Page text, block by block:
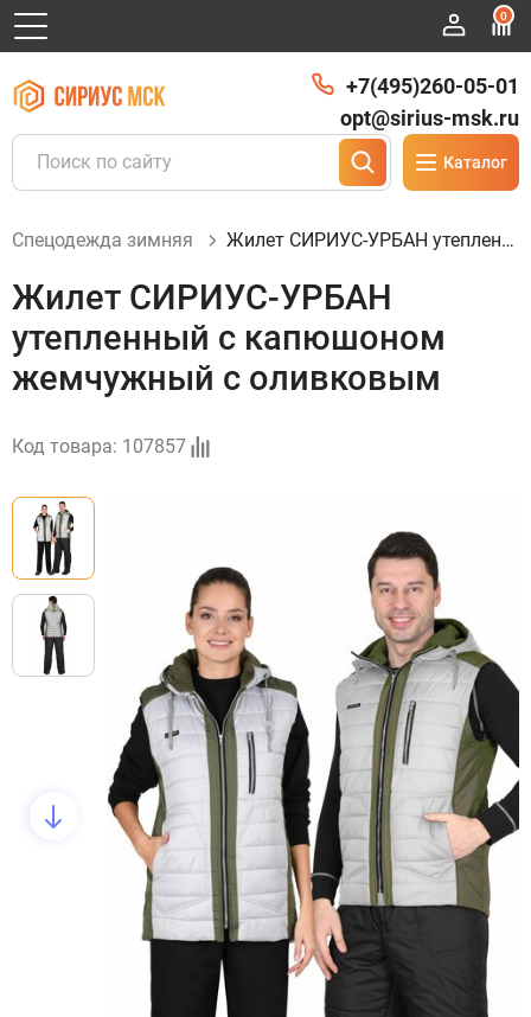
0
Каталог
+7(495)260-05-01
opt@sirius-msk.ru
Спецодежда зимняя Жилет СИРИУС-УРБАН утепленный с капюшоном жемчужный с оливковым
Жилет СИРИУС-УРБАН
утепленный с капюшоном
жемчужный с оливковым
Код товара: 107857